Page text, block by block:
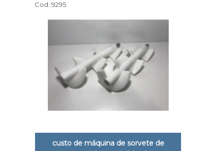
Cod.:9295
custo de máquina de sorvete de